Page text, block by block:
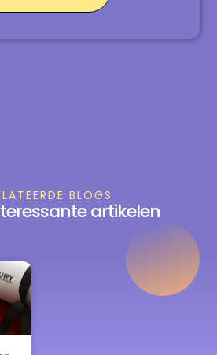
BLOGS
artikelen